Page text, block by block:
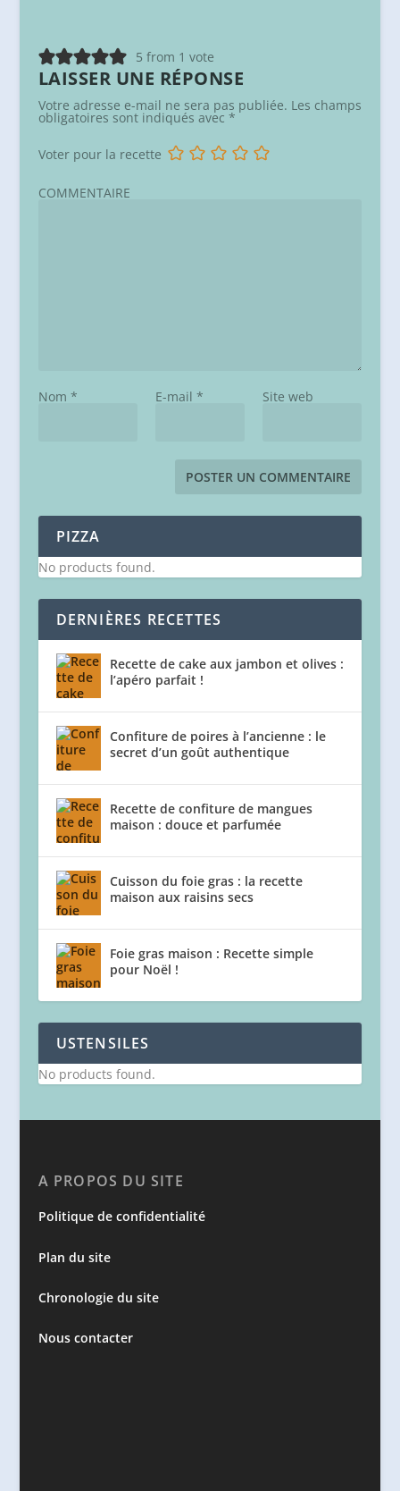
5 from 1 vote
LAISSER UNE RÉPONSE
Votre adresse e-mail ne sera pas publiée. Les champs
obligatoires sont indiqués avec *
Voter pour la recette
COMMENTAIRE
Nom * E-mail * Site web
PIZZA
No products found.
DERNIÈRES RECETTES
Recette de cake aux jambon et olives :
l’apéro parfait !
Confiture de poires à l’ancienne : le
secret d’un goût authentique
Recette de confiture de mangues
maison : douce et parfumée
Cuisson du foie gras : la recette
maison aux raisins secs
Foie gras maison : Recette simple
pour Noël !
USTENSILES
No products found.
A PROPOS DU SITE
Politique de confidentialité
Plan du site
Chronologie du site
Nous contacter